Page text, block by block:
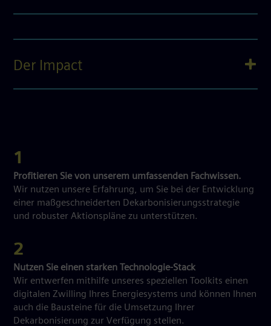
Der Impact
1
Profitieren Sie von unserem umfassenden Fachwissen.
Wir nutzen unsere Erfahrung, um Sie bei der Entwicklung
einer maßgeschneiderten Dekarbonisierungsstrategie
und robuster Aktionspläne zu unterstützen.
2
Nutzen Sie einen starken Technologie-Stack
Wir entwerfen mithilfe unseres speziellen Toolkits einen
digitalen Zwilling Ihres Energiesystems und können Ihnen
auch die Bausteine für die Umsetzung Ihrer
Dekarbonisierung zur Verfügung stellen.